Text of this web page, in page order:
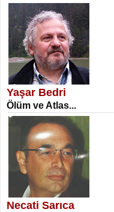
SATILMIŞ ÜMİT
Erkenlik...
NECLA DİLEK
Öğretmenler Günü
Yaşar Bedri
Ölüm ve Atlas...
Necati Sarıca